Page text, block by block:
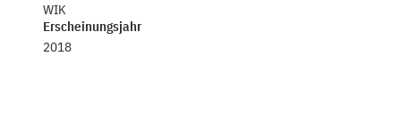
WIK
Erscheinungsjahr
2018